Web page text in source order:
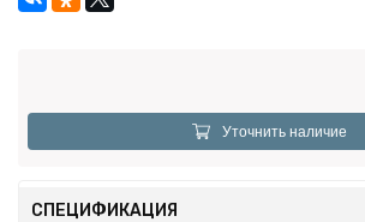
Уточнить наличие
СПЕЦИФИКАЦИЯ